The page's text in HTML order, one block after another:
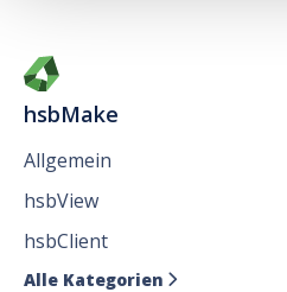
hsbMake
Allgemein
hsbView
hsbClient
Alle Kategorien 